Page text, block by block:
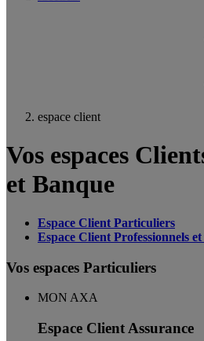
espace client
Vos espaces
et Banque
Espace Client Particuliers
Espace Client Professionnels
Vos espaces Particuliers
MON AXA
Espace Client Assurance